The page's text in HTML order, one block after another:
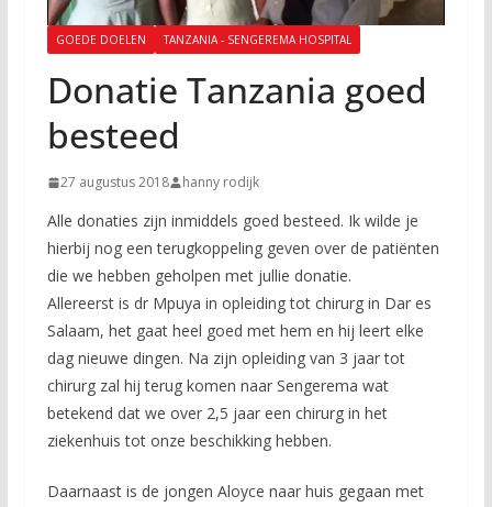
GOEDE DOELEN TANZANIA - SENGEREMA HOSPITAL
Donatie Tanzania goed
besteed
27 augustus 2018 hanny rodijk
Alle donaties zijn inmiddels goed besteed. Ik wilde je
hierbij nog een terugkoppeling geven over de patiënten
die we hebben geholpen met jullie donatie.
Allereerst is dr Mpuya in opleiding tot chirurg in Dar es
Salaam, het gaat heel goed met hem en hij leert elke
dag nieuwe dingen. Na zijn opleiding van 3 jaar tot
chirurg zal hij terug komen naar Sengerema wat
betekend dat we over 2,5 jaar een chirurg in het
ziekenhuis tot onze beschikking hebben.
Daarnaast is de jongen Aloyce naar huis gegaan met